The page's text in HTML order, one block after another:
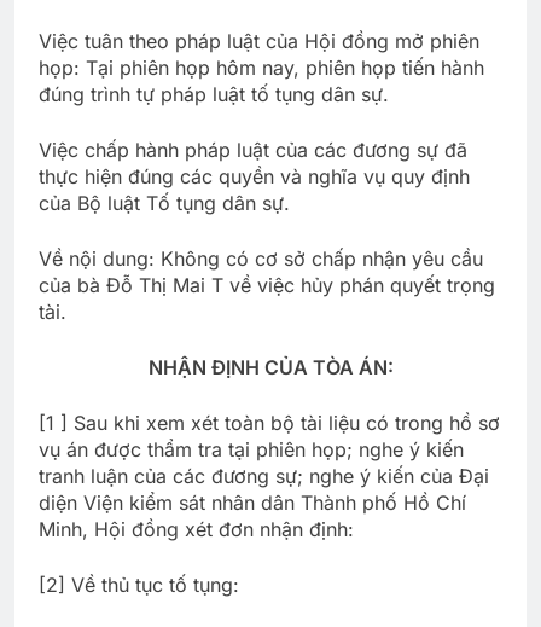
Việc tuân theo pháp luật của Hội đồng mở phiên
họp: Tại phiên họp hôm nay, phiên họp tiến hành
đúng trình tự pháp luật tố tụng dân sự.
Việc chấp hành pháp luật của các đương sự đã
thực hiện đúng các quyền và nghĩa vụ quy định
của Bộ luật Tố tụng dân sự.
Về nội dung: Không có cơ sở chấp nhận yêu cầu
của bà Đỗ Thị Mai T về việc hủy phán quyết trọng
tài.
NHẬN ĐỊNH CỦA TÒA ÁN:
[1 ] Sau khi xem xét toàn bộ tài liệu có trong hồ sơ
vụ án được thẩm tra tại phiên họp; nghe ý kiến
tranh luận của các đương sự; nghe ý kiến của Đại
diện Viện kiểm sát nhân dân Thành phố Hồ Chí
Minh, Hội đồng xét đơn nhận định:
[2] Về thủ tục tố tụng: